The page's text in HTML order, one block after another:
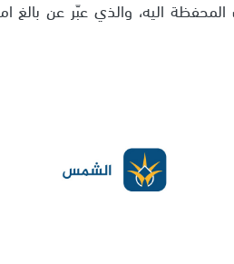
اليه، والذي عبّر عن بالغ